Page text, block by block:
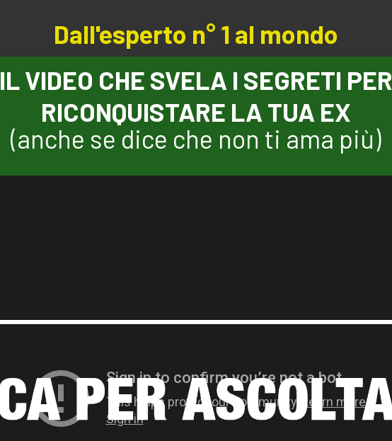
Dall'esperto n° 1 al mondo
IL VIDEO CHE SVELA I SEGRETI PER
RICONQUISTARE LA TUA EX
(anche se dice che non ti ama più)